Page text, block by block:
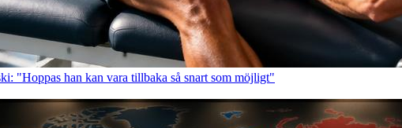
"Hoppas han kan vara tillbaka så snart som möjligt"